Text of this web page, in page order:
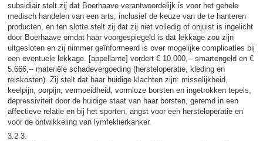
subsidiair stelt zij dat Boerhaave verantwoordelijk is voor het gehele
medisch handelen van een arts, inclusief de keuze van de te hanteren
producten, en ten slotte stelt zij dat zij niet volledig of onjuist is ingelicht
door Boerhaave omdat haar voorgespiegeld is dat lekkage zou zijn
uitgesloten en zij nimmer geïnformeerd is over mogelijke complicaties bij
een eventuele lekkage. [appellante] vordert € 10.000,-- smartengeld en €
5.666,-- materiële schadevergoeding (hersteloperatie, kleding en
reiskosten). Zij stelt dat haar huidige klachten zijn: misselijkheid,
keelpijn, oorpijn, vermoeidheid, vormloze borsten en ingetrokken tepels,
depressiviteit door de huidige staat van haar borsten, geremd in een
affectieve relatie en bij het sporten, angst voor een hersteloperatie en
voor de ontwikkeling van lymfeklierkanker.
3.2.3.